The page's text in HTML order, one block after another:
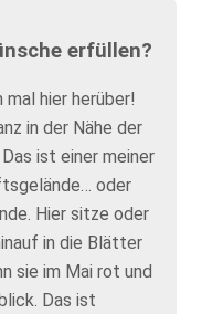
erfüllen?
mal hier herüber!
in der Nähe der
ist einer meiner
oder
Hier sitze oder
in die Blätter
sie im Mai rot und
Das ist